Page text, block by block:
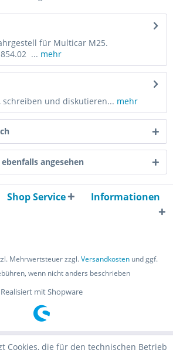
für Multicar M25.
... mehr
schreiben und diskutieren... mehr
angesehen
Shop Service Informationen
Mehrwertsteuer zzgl.Versandkosten und ggf.
wenn nicht anders beschrieben
Realisiert mit Shopware
Cookies, die für den technischen Betrieb